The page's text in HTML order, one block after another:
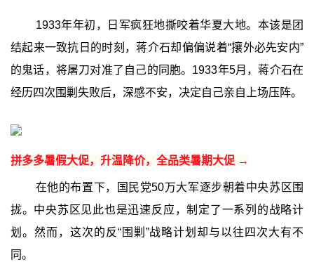
1933年年初，日军疯狂地撕咬着华夏大地。本该是团
结起来一致抗日的时刻，蒋介石却偏偏说着“攘外必先安内”
的鬼话，将屠刀对准了自己的同胞。1933年5月，蒋介石在
经历四次围剿失败后，深感不安，决定自己亲自上场压阵。
拼多多暑假大促，升温降价，全品类暑期大促 →
在他的布置下，国民党50万大军逐步朝着中央苏区围
拢。中央苏区见此也是迅速反应，制定了一系列的战略计
划。然而，这次的反“围剿”战略计划却与以往四次大有不
同。